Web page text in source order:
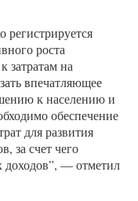
роста
затратам на
впечатляющее
к населению и
обеспечение
для развития
за счет чего
доходов”, — отметил